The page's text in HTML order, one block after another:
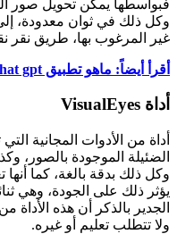
فبواسطها يمكن تحويل صور
وكل ذلك في ثوان معدودة،
غير المرغوب بها، طريق نقر
أقرأ أيضاً: ماهو تطبيق chat gpt
أداة VisualEyes
أداة من الأدوات المجانية
الضئيلة الموجودة
وكل ذلك بدقة بالغة، كما
يؤثر ذلك على الجودة، وهي
الجدير بالذكر أن هذه الأداة
ولا تتطلب تعليم أو غيره.